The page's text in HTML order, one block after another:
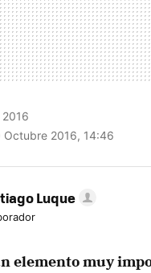
Octubre 2016, 14:46
Luque
elemento muy